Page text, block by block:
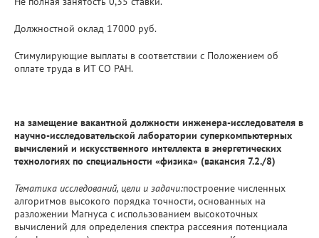
Должностной оклад 17000 руб.
Стимулирующие выплаты в соответствии с Положением об
оплате труда в ИТ СО РАН.
на замещение вакантной должности инженера-исследователя в
научно-исследовательской лаборатории суперкомпьютерных
вычислений и искусственного интеллекта в энергетических
технологиях по специальности «физика» (вакансия 7.2./8)
Тематика исследований, цели и задачи:построение численных
алгоритмов высокого порядка точности, основанных на
разложении Магнуса с использованием высокоточных
вычислений для определения спектра рассеяния потенциала